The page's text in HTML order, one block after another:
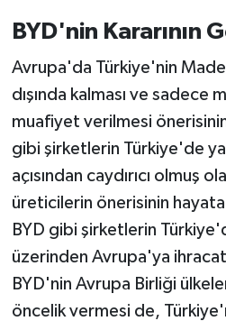
BYD'nin Kararının
Avrupa'da Türkiye'nin Made
dışında kalması ve sadece
muafiyet verilmesi önerisinin
gibi şirketlerin Türkiye'de
açısından caydırıcı olmuş
üreticilerin önerisinin
BYD gibi şirketlerin
üzerinden Avrupa'ya
BYD'nin Avrupa Birliği
öncelik vermesi de,